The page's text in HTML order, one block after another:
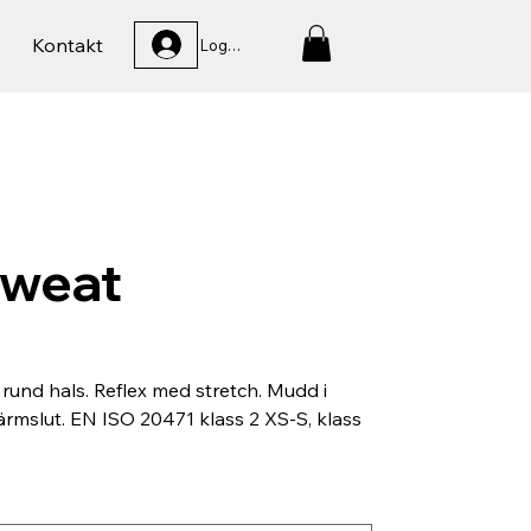
Kontakt Logga In
hals. Reflex med stretch. Mudd i
EN ISO 20471 klass 2 XS-S, klass